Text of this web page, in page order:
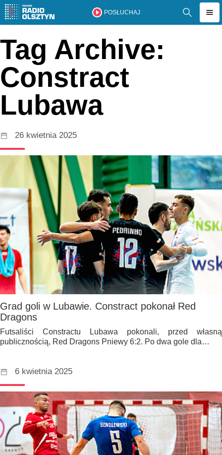
POSŁUCHAJ
Tag Archive:
Constract
Lubawa
26 kwietnia 2025
Grad goli w Lubawie. Constract pokonał Red
Dragons
Futsaliści Constractu Lubawa pokonali, przed własną
publicznością, Red Dragons Pniewy 6:2. Po dwa gole dla…
6 kwietnia 2025